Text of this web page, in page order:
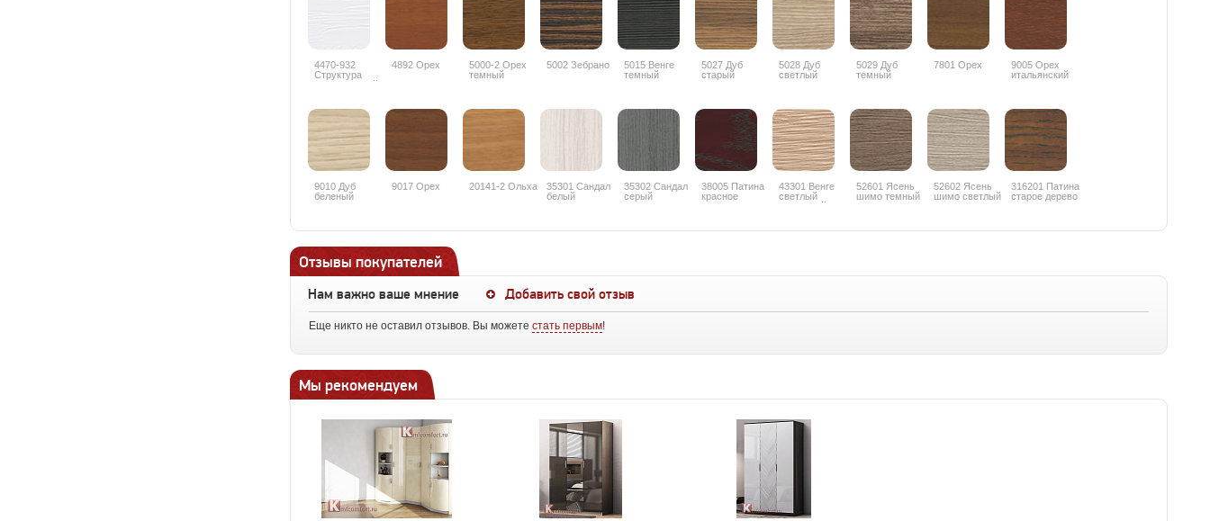
4470-932
Структура
дерева белый
4892 Орех
5000-2 Орех
темный
5002 Зебрано
5015 Венге
темный
5027 Дуб
старый
5028 Дуб
светлый
5029 Дуб
темный
7801 Орех
9005 Орех
итальянский
9010 Дуб
беленый
9017 Орех 20141-2 Ольха
35301 Сандал
белый
35302 Сандал
серый
38005 Патина
красное
43301 Венге
светлый
рифленый
52601 Ясень
шимо темный
52602 Ясень
шимо светлый
316201 Патина
старое дерево
Отзывы покупателей
Нам важно ваше мнение Добавить свой отзыв
Еще никто не оставил отзывов. Вы можете стать первым!
Мы рекомендуем